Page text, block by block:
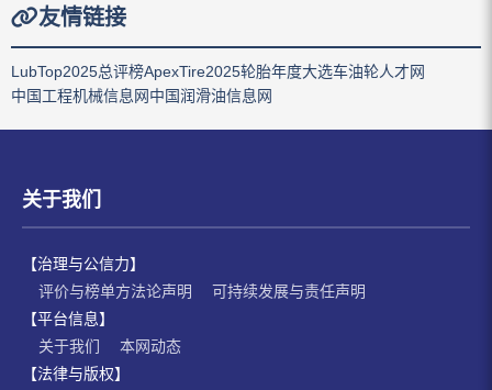
友情链接
LubTop2025总评榜ApexTire2025轮胎年度大选车油轮人才网
中国工程机械信息网中国润滑油信息网
关于我们
【治理与公信力】
评价与榜单方法论声明
可持续发展与责任声明
【平台信息】
关于我们
本网动态
【法律与版权】